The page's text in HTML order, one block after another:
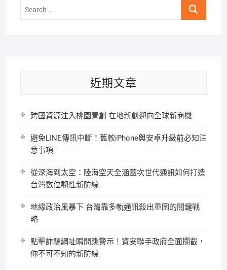
Search
近期文章
跨國資源注入桃園青創 在地新創迎向全球新商機
避免LINE傳訊中斷！舊款iPhone與安卓升級前必知注
意事項
從深海到太空：陸海空天全涵蓋次世代通訊如何打造
台灣數位韌性新防線
地緣政治風暴下 台灣靠多軌通訊殺出重圍的關鍵戰
略
點擊詐騙網址瞬間跳警示！資安聯手政府全面攔截，
你不可不知的新防線